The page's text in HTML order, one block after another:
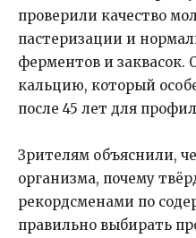
проверили качество
пастеризации и
ферментов и заквасок.
кальцию, который
после 45 лет для
Зрителям объяснили,
организма, почему
рекордсменами по
правильно выбирать